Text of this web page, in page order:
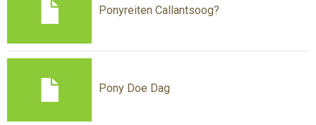
Ponyreiten Callantsoog?
Pony Doe Dag